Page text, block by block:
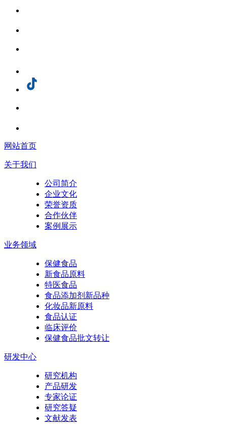
网站首页
关于我们
公司简介
企业文化
荣誉资质
合作伙伴
案例展示
业务领域
保健食品
新食品原料
特医食品
食品添加剂新品种
化妆品新原料
食品认证
临床评价
保健食品批文转让
研发中心
研究机构
产品研发
专家论证
研究答疑
文献发表